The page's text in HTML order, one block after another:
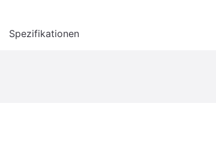
Spezifikationen